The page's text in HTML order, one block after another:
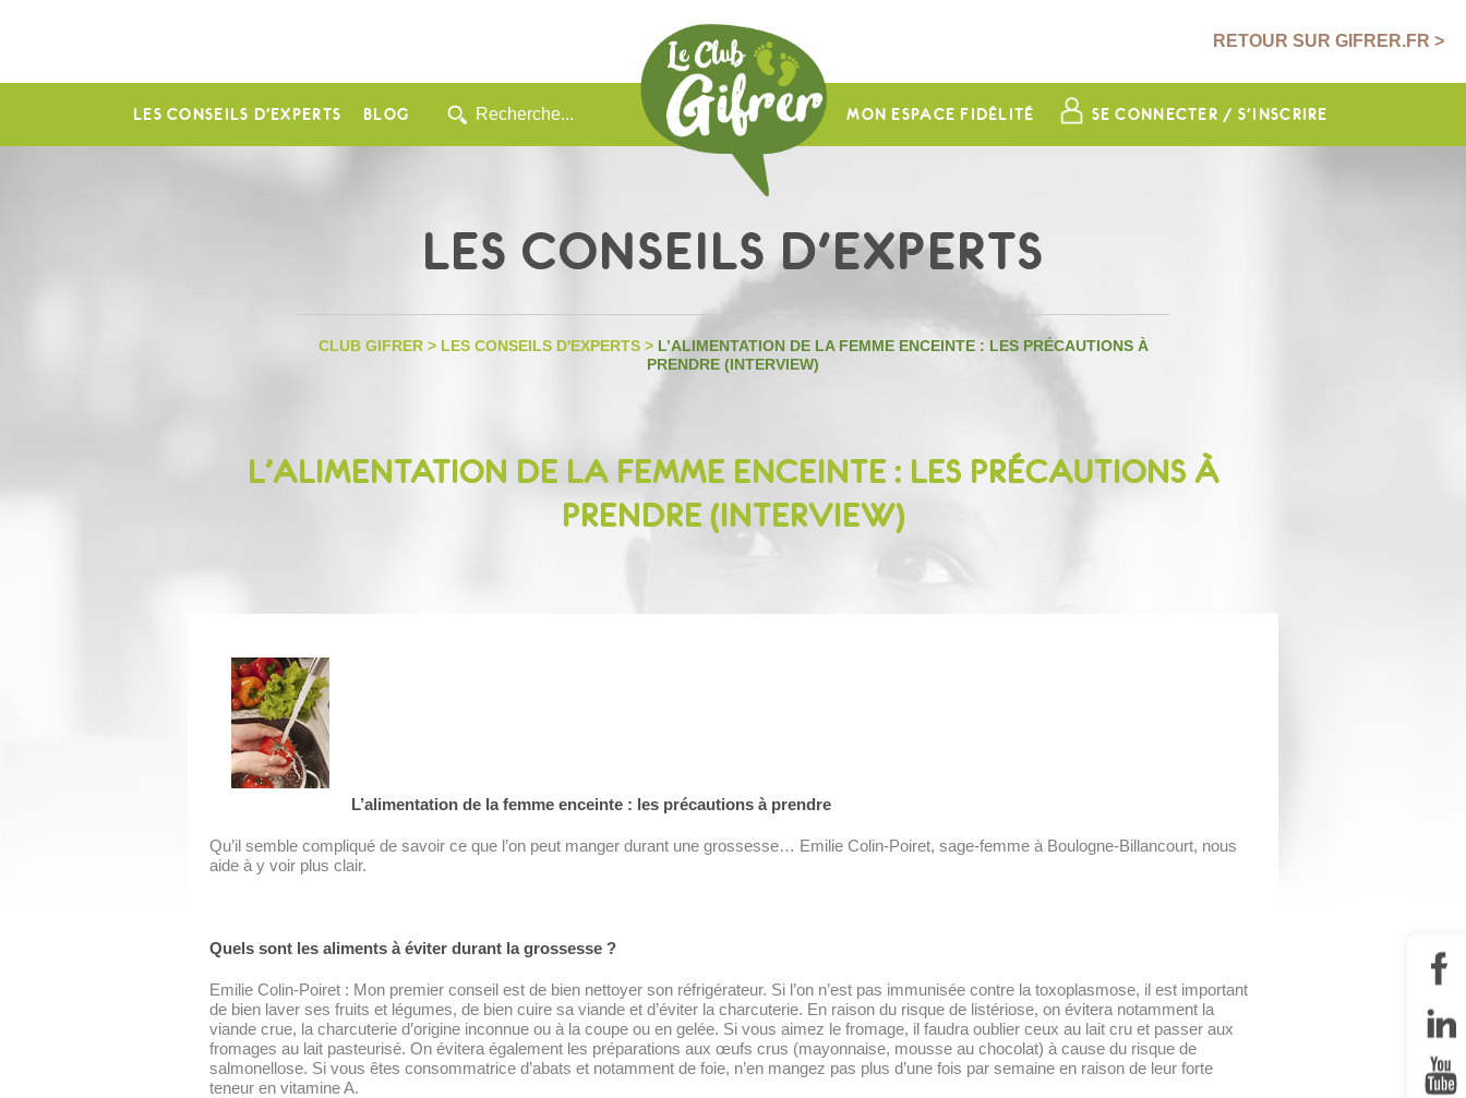
RETOUR SUR GIFRER.FR >
LES CONSEILS D’EXPERTS BLOG MON ESPACE FIDÉLITÉ SE CONNECTER / S'INSCRIRE
LES CONSEILS D'EXPERTS
CLUB GIFRER> LES CONSEILS D'EXPERTS> L’ALIMENTATION DE LA FEMME ENCEINTE : LES PRÉCAUTIONS À
PRENDRE (INTERVIEW)
L’ALIMENTATION DE LA FEMME ENCEINTE : LES PRÉCAUTIONS À
PRENDRE (INTERVIEW)
L’alimentation de la femme enceinte : les précautions à prendre
Qu’il semble compliqué de savoir ce que l’on peut manger durant une grossesse… Emilie Colin-Poiret, sage-femme à Boulogne-Billancourt, nous
aide à y voir plus clair.
Quels sont les aliments à éviter durant la grossesse ?
Emilie Colin-Poiret : Mon premier conseil est de bien nettoyer son réfrigérateur. Si l’on n’est pas immunisée contre la toxoplasmose, il est important
de bien laver ses fruits et légumes, de bien cuire sa viande et d’éviter la charcuterie. En raison du risque de listériose, on évitera notamment la
viande crue, la charcuterie d’origine inconnue ou à la coupe ou en gelée. Si vous aimez le fromage, il faudra oublier ceux au lait cru et passer aux
fromages au lait pasteurisé. On évitera également les préparations aux œufs crus (mayonnaise, mousse au chocolat) à cause du risque de
salmonellose. Si vous êtes consommatrice d’abats et notamment de foie, n’en mangez pas plus d’une fois par semaine en raison de leur forte
teneur en vitamine A.